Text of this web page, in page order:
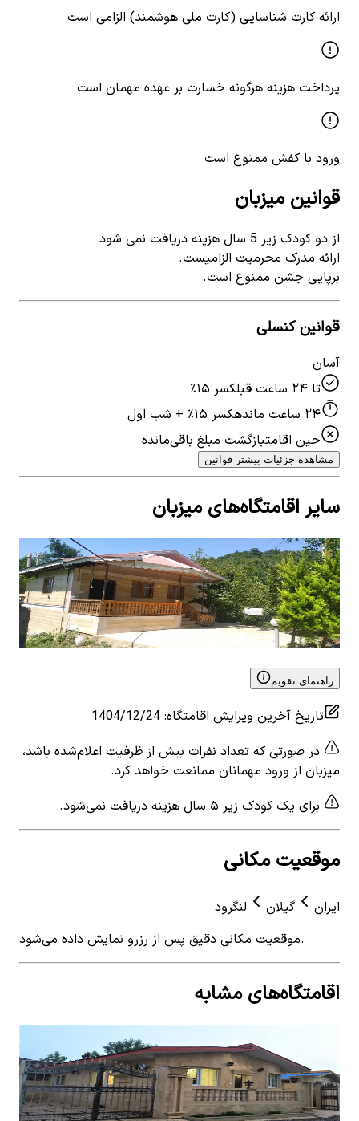
ارائه کارت شناسایی (کارت ملی هوشمند) الزامی است
پرداخت هزینه هرگونه خسارت بر عهده مهمان است
ورود با کفش ممنوع است
قوانین میزبان
از دو کودک زیر 5 سال هزینه دریافت نمی شود
ارائه مدرک محرمیت الزامیست.
برپایی جشن ممنوع است.
قوانین کنسلی
آسان
تا ۲۴ ساعت قبل
کسر ۱۵٪
۲۴ ساعت مانده
کسر ۱۵٪ + شب اول
حین اقامتبازگشت مبلغ باقی‌مانده
مشاهده جزئیات بیشتر قوانین
سایر اقامتگاه‌های میزبان
اجاره ویلا در اطاقور لنگرود - تکخواب 2
1 اتاق خواب6 نفر
۱٬۰۰۰٬۰۰۰تومان
View details for
اجاره ویلا در اطاقور لنگرود - تکخواب 2
راهنمای تقویم
تاریخ آخرین ویرایش اقامتگاه:
1404/12/24
در صورتی که تعداد نفرات بیش از ظرفیت اعلام‌شده باشد،
میزبان از ورود مهمانان ممانعت خواهد کرد.
برای یک کودک زیر ۵ سال هزینه دریافت نمی‌شود.
موقعیت مکانی
ایران گیلان
لنگرود
موقعیت مکانی دقیق پس از رزرو نمایش داده می‌شود.
اقامتگاه‌های مشابه
اجاره ویلا ساحلی در چمخاله گیلان
اجاره ویلا ساحلی در چمخاله گیلان
2 اتاق خواب6 نفر